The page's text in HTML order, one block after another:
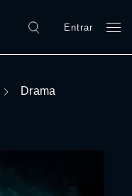
Entrar
Drama